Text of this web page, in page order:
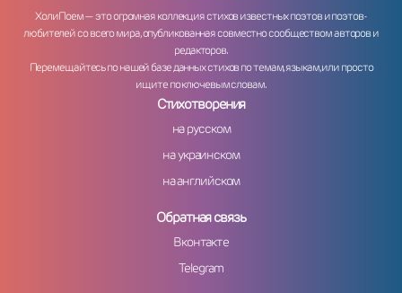
ХолиПоем — это огромная коллекция стихов известных поэтов и поэтов-
любителей со всего мира, опубликованная совместно сообществом авторов и
редакторов.
Перемещайтесь по нашей базе данных стихов по темам, языкам, или просто
ищите по ключевым словам.
Стихотворения
на русском
на украинском
на английском
Обратная связь
Вконтакте
Telegram